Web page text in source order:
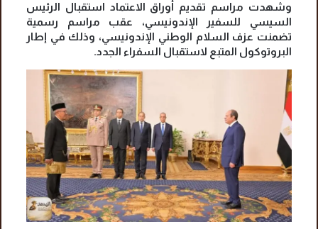
وشهدت مراسم تقديم أوراق الاعتماد استقبال الرئيس
السيسي للسفير الإندونيسي، عقب مراسم رسمية
تضمنت عزف السلام الوطني الإندونيسي، وذلك في إطار
البروتوكول المتبع لاستقبال السفراء الجدد.